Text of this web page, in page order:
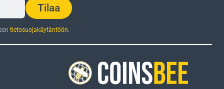
Tilaa
tietosuojakäytäntöön.